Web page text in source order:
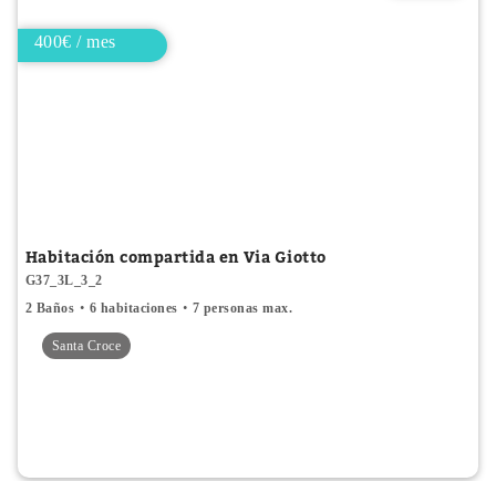
400€ / mes
Habitación compartida en Via Giotto
G37_3L_3_2
2 Baños
6 habitaciones 7 personas max.
Santa Croce